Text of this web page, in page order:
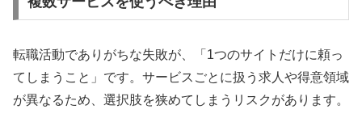
転職活動でありがちな失敗が、「1つのサイトだけに頼っ
てしまうこと」です。サービスごとに扱う求人や得意領域
が異なるため、選択肢を狭めてしまうリスクがあります。